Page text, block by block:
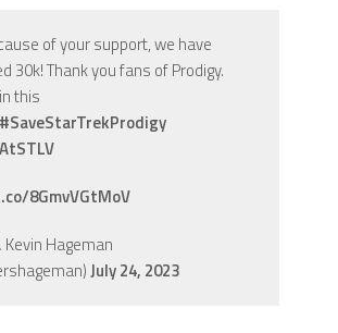
of your support, we have
30k! Thank you fans of Prodigy.
this
#SaveStarTrekProdigy
8GmvVGtMoV
Hageman
July 24, 2023